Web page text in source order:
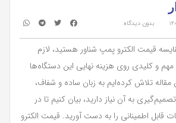
بدون دیدگاه
قیمت الکترو پمپ شناور هستید، لازم
و کلیدی روی هزینه نهایی این دستگاه‌ها
مقاله تلاش کرده‌ایم به زبان ساده و شفاف،
به آن نیاز دارید، بیان کنیم تا در
قابل اطمینانی را به دست آورید. قیمت الکترو